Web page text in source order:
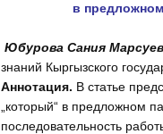
в
Юбурова Сания
знаний Кыргызского
Аннотация. В статье
„который“ в предложном
последовательность